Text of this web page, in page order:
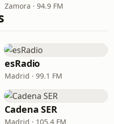
Zamora · 94.9 FM
esRadio
Madrid · 99.1 FM
Cadena SER
Madrid · 105.4 FM